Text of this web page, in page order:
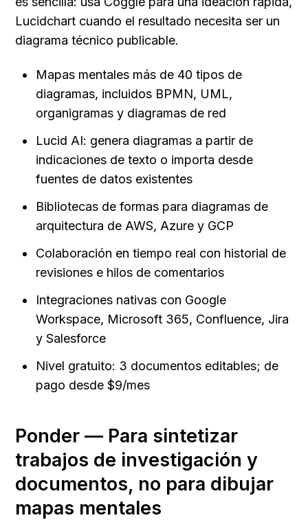
Lucidchart cuando el resultado necesita ser un
diagrama técnico publicable.
Mapas mentales más de 40 tipos de
diagramas, incluidos BPMN, UML,
organigramas y diagramas de red
Lucid AI: genera diagramas a partir de
indicaciones de texto o importa desde
fuentes de datos existentes
Bibliotecas de formas para diagramas de
arquitectura de AWS, Azure y GCP
Colaboración en tiempo real con historial de
revisiones e hilos de comentarios
Integraciones nativas con Google
Workspace, Microsoft 365, Confluence, Jira
y Salesforce
Nivel gratuito: 3 documentos editables; de
pago desde $9/mes
Ponder — Para sintetizar
trabajos de investigación y
documentos, no para dibujar
mapas mentales